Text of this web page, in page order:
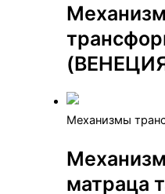
Механизм
Механизмы
матраца